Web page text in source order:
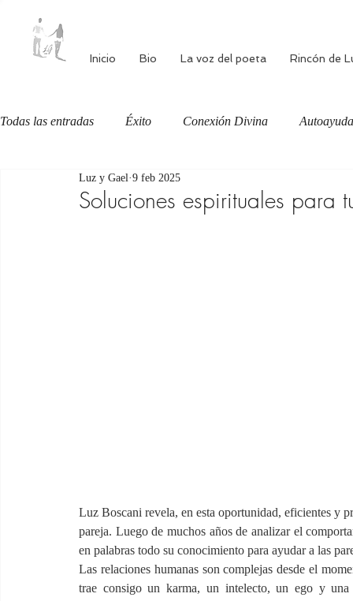
Inicio Bio La voz del poeta Rincón de
Todas las entradas Éxito Conexión Divina Autoayuda
Autoestima Alimentación consciente
Soluciones espirituales para
Luz y Gael 9 feb 2025
Luz Boscani revela, en esta oportunidad, eficientes y
pareja. Luego de muchos años de analizar el
en palabras todo su conocimiento para ayudar a las
Las relaciones humanas son complejas desde el
trae consigo un karma, un intelecto, un ego y